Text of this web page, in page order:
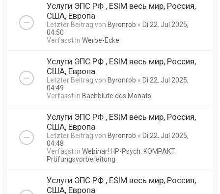
Услуги ЭПС РФ , ESIM весь мир, Россия,
США, Европа
Letzter Beitrag von Byronrob « Di 22. Jul 2025,
04:50
Verfasst in Werbe-Ecke
Услуги ЭПС РФ , ESIM весь мир, Россия,
США, Европа
Letzter Beitrag von Byronrob « Di 22. Jul 2025,
04:49
Verfasst in Bachblüte des Monats
Услуги ЭПС РФ , ESIM весь мир, Россия,
США, Европа
Letzter Beitrag von Byronrob « Di 22. Jul 2025,
04:48
Verfasst in Webinar! HP-Psych. KOMPAKT
Prüfungsvorbereitung
Услуги ЭПС РФ , ESIM весь мир, Россия,
США, Европа